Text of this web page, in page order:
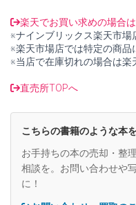
微
睡
【中
古】
楽天でお買い求めの場合
※ナインブリックス楽天市場
※楽天市場店では特定の商品
※当店で在庫切れの場合は楽
直売所TOPへ
こちらの書籍のような本
お手持ちの本の売却・整
相談を。お問い合わせや
に！